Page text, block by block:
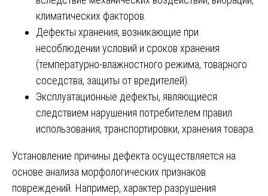
климатических факторов.
Дефекты хранения, возникающие при
несоблюдении условий и сроков хранения
(температурно-влажностного режима, товарного
соседства, защиты от вредителей).
Эксплуатационные дефекты, являющиеся
следствием нарушения потребителем правил
использования, транспортировки, хранения товара.
Установление причины дефекта осуществляется на
основе анализа морфологических признаков
повреждений. Например, характер разрушения